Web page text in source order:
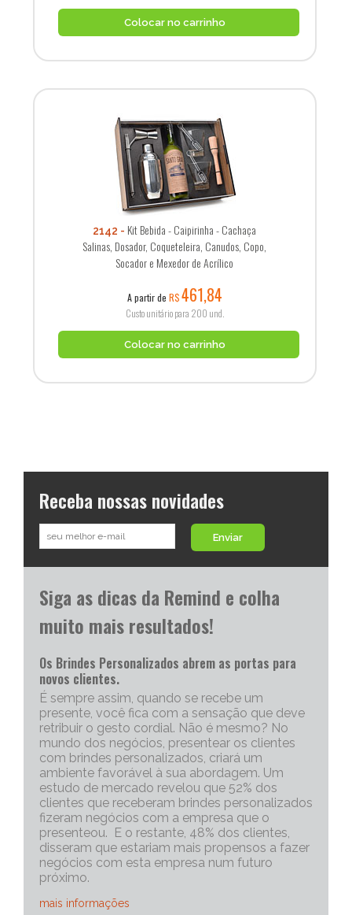
Colocar no carrinho
2142
Kit Bebida - Caipirinha - Cachaça
Salinas, Dosador, Coqueteleira, Canudos, Copo,
Socador e Mexedor de Acrílico
A partir de R$461,84
Custo unitário para 200 und.
Colocar no carrinho
Receba nossas novidades
Enviar
Siga as dicas da Remind e colha
muito mais resultados!
Os Brindes Personalizados abrem as portas para
novos clientes.
É sempre assim, quando se recebe um
presente, você fica com a sensação que deve
retribuir o gesto cordial. Não é mesmo? No
mundo dos negócios, presentear os clientes
com brindes personalizados, criará um
ambiente favorável à sua abordagem. Um
estudo de mercado revelou que 52% dos
clientes que receberam brindes personalizados
fizeram negócios com a empresa que o
presenteou. E o restante, 48% dos clientes,
disseram que estariam mais propensos a fazer
negócios com esta empresa num futuro
próximo.
mais informações